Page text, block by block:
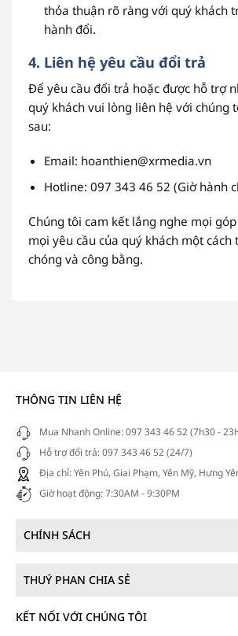
thỏa thuận rõ ràng với quý khách
hành đổi.
4. Liên hệ yêu cầu đổi trả
Để yêu cầu đổi trả hoặc được hỗ trợ
quý khách vui lòng liên hệ với chúng
sau:
Email: hoanthien@xrmedia.vn
Hotline: 097 343 46 52 (Giờ hành
Chúng tôi cam kết lắng nghe mọi
mọi yêu cầu của quý khách một cách
chóng và công bằng.
THÔNG TIN LIÊN HỆ
Mua Nhanh Online: 097 343 46 52 (7h30 -
Hỗ trợ đổi trả: 097 343 46 52 (24/7)
Địa chỉ: Yên Phú, Giai Phạm, Yên Mỹ, Hưng
Giờ hoạt động: 7:30AM - 9:30PM
CHÍNH SÁCH
THUÝ PHAN CHIA SẺ
KẾT NỐI VỚI CHÚNG TÔI